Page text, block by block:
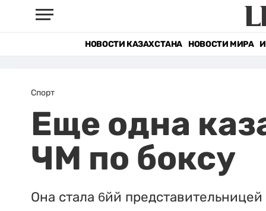
НОВОСТИ КАЗАХСТАНА НОВОСТИ МИРА
Спорт
Еще одна
ЧМ по боксу
Она стала 6йй